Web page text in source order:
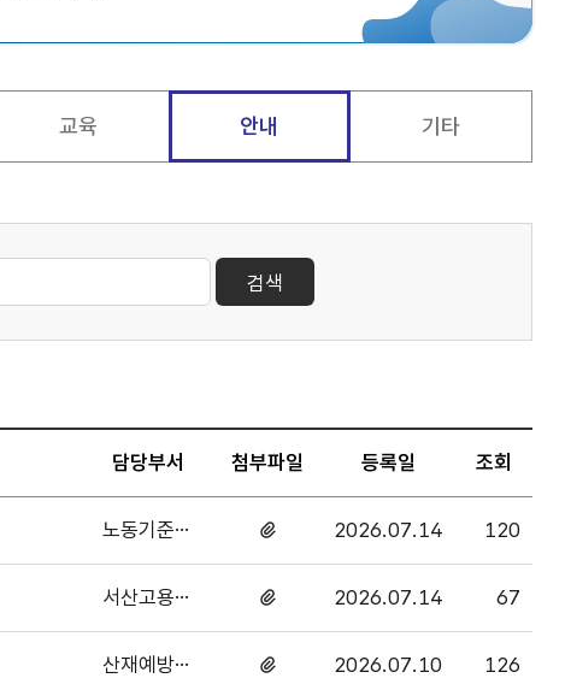
교육 안내 기타
검색
담당부서 첨부파일 등록일 조회
노동기준조
사과
첨부파일
있음
2026.07.14 120
서산고용센
터
첨부파일
있음
2026.07.14 67
산재예방감
첨부파일2026.07.10 126